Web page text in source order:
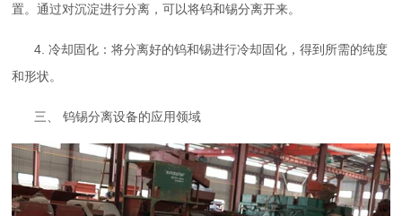
置。通过对沉淀进行分离，可以将钨和锡分离开来。
4. 冷却固化：将分离好的钨和锡进行冷却固化，得到所需的纯度
和形状。
三、 钨锡分离设备的应用领域